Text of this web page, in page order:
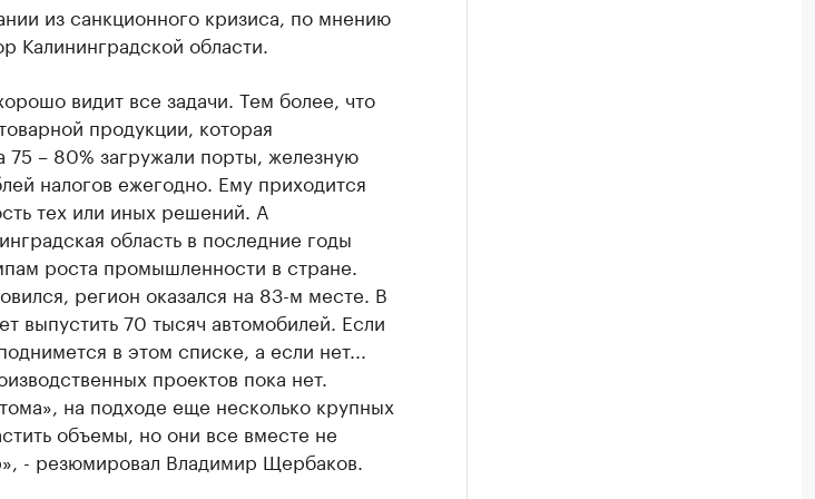
из санкционного кризиса, по мнению
Калининградской области.
видит все задачи. Тем более, что
продукции, которая
75 – 80% загружали порты, железную
налогов ежегодно. Ему приходится
тех или иных решений. А
область в последние годы
роста промышленности в стране.
регион оказался на 83-м месте. В
выпустить 70 тысяч автомобилей. Если
в этом списке, а если нет...
проектов пока нет.
на подходе еще несколько крупных
объемы, но они все вместе не
- резюмировал Владимир Щербаков.